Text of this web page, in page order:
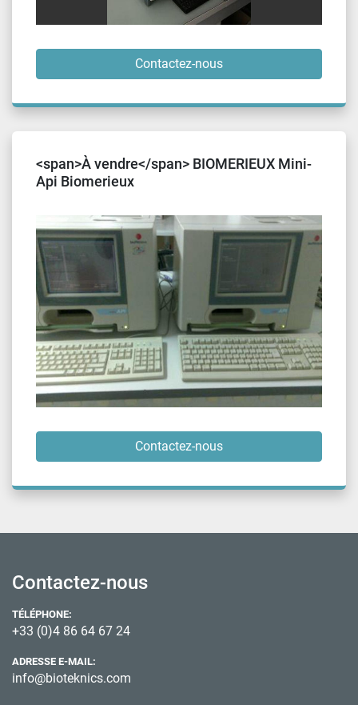
Contactez-nous
<span>À vendre</span> BIOMERIEUX Mini-
Api Biomerieux
Contactez-nous
Contactez-nous
TÉLÉPHONE:
+33 (0)4 86 64 67 24
ADRESSE E-MAIL:
info@bioteknics.com